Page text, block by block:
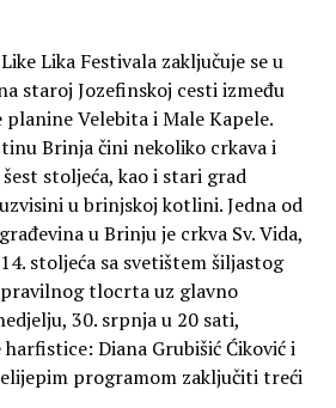
Lika Festivala zaključuje se u
staroj Jozefinskoj cesti između
Velebita i Male Kapele.
Brinja čini nekoliko crkava i
stoljeća, kao i stari grad
u brinjskoj kotlini. Jedna od
u Brinju je crkva Sv. Vida,
stoljeća sa svetištem šiljastog
tlocrta uz glavno
30. srpnja u 20 sati,
Diana Grubišić Ćiković i
programom zaključiti treći